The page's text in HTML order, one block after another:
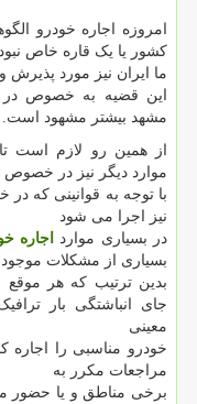
امروزه اجاره خودرو
کشور یا یک قاره خاص
ما ایران نیز مورد
این قضیه به خصوص در
مشهد بیشتر مشهود است.
از همین رو لازم است
موارد دیگر نیز در
با توجه به قوانینی که
نیز اجرا می شود
در بسیاری موارد
اجاره
بسیاری از مشکلات موجود
بدین ترتیب که هر
جای انباشتگی بار
معینی
خودرو مناسبی را
مراجعات مکرر به
برخی مناطق و یا حضور